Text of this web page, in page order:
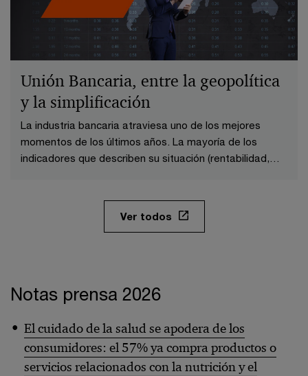
Unión Bancaria, entre la geopolítica
y la simplificación
La industria bancaria atraviesa uno de los mejores
momentos de los últimos años. La mayoría de los
indicadores que describen su situación (rentabilidad,
Ver todos
Notas prensa 2026
El cuidado de la salud se apodera de los
consumidores: el 57% ya compra productos o
servicios relacionados con la nutrición y el